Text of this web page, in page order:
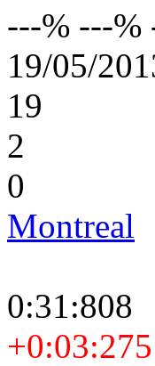
---% ---%
19/05/
19
2
0
Montreal
0:31:808
+0:03:275